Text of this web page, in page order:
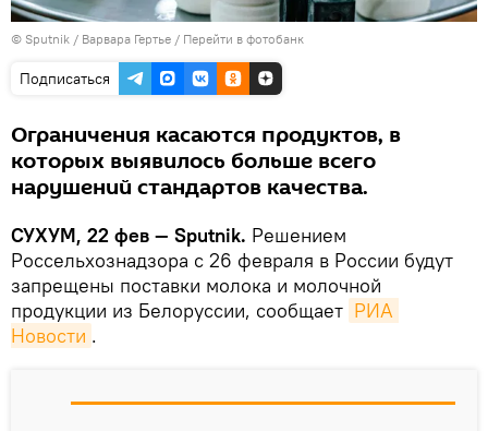
© Sputnik / Варвара Гертье / Перейти в фотобанк
Подписаться
Ограничения касаются продуктов, в
которых выявилось больше всего
нарушений стандартов качества.
СУХУМ, 22 фев — Sputnik. Решением
Россельхознадзора с 26 февраля в России будут
запрещены поставки молока и молочной
продукции из Белоруссии, сообщает РИА
Новости .